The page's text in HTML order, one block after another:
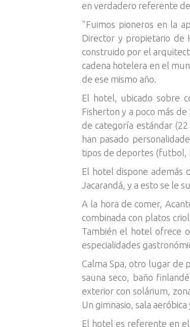
en verdadero referente
"Fuimos pioneros en la
Director y propietario de
construido por el
cadena hotelera en el
de ese mismo año.
El hotel, ubicado sobre
Fisherton y a poco más
de categoría estándar
han pasado
tipos de deportes (futbol,
El hotel dispone además
Jacarandá, y a esto se le
A la hora de comer,
combinada con platos
También el hotel ofrece
especialidades
Calma Spa, otro lugar de
sauna seco, baño
exterior con solárium,
Un gimnasio, sala
El hotel es referente en